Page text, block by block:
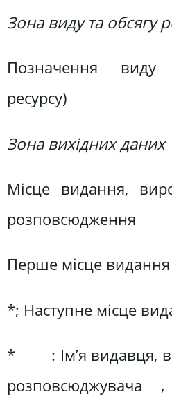
Зона виду та обсягу
Позначення виду
ресурсу)
Зона вихідних даних
Місце видання,
розповсюдження
Перше місце видання
*; Наступне місце
* : Ім’я видавця,
розповсюджувача